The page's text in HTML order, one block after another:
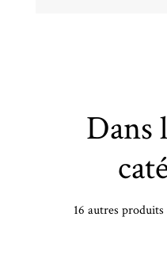
Dans
16 autres